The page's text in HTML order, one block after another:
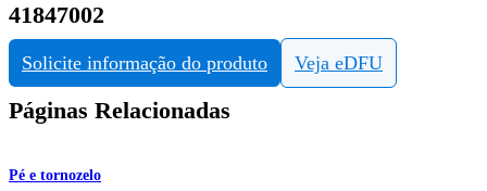
41847002
Solicite informação do produto Veja eDFU
Páginas Relacionadas
Pé e tornozelo